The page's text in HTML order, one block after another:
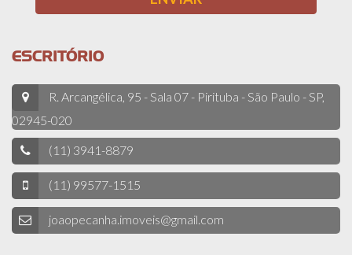
ESCRITÓRIO
R. Arcangélica, 95 - Sala 07 - Pirituba - São Paulo - SP,
02945-020
(11) 3941-8879
(11) 99577-1515
joaopecanha.imoveis@gmail.com